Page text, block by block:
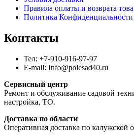
Правила оплаты и возврата
Политика Конфиденциальности
Контакты
Тел: +7-910-916-97-97
E-mail: Info@polesad40.ru
Сервисный центр
Ремонт и обслуживание садовой
настройка, ТО.
Доставка по области
Оперативная доставка по калужской